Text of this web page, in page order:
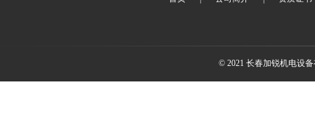
© 2021 长春加锐机电设